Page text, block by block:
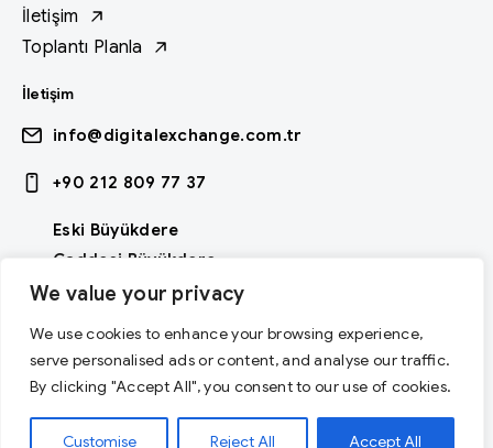
We value your privacy
We use cookies to enhance your browsing experience,
serve personalised ads or content, and analyse our traffic.
By clicking "Accept All", you consent to our use of cookies.
Customise Reject All Accept All
İletişim
Toplantı Planla
İletişim
info@digitalexchange.com.tr
+90 212 809 77 37
Eski Büyükdere
Caddesi Büyükdere
İş merkezi Kat: 6
Dijital Fabrika bir , kuruluşudur